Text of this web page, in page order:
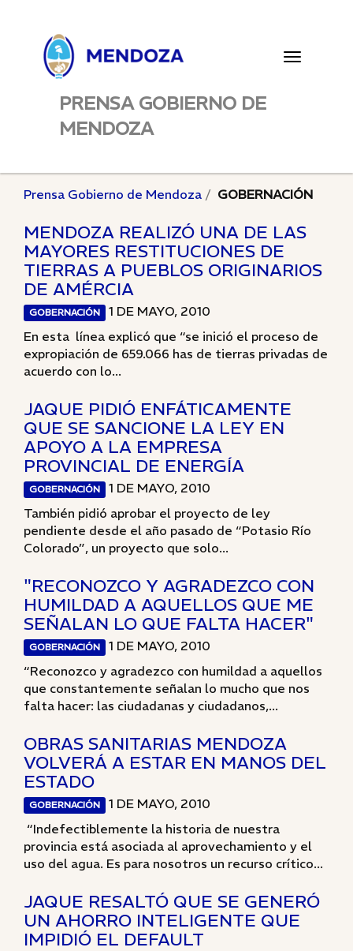
Toggle
PRENSA GOBIERNO DE
MENDOZA
Prensa Gobierno de Mendoza GOBERNACIÓN
MENDOZA REALIZÓ UNA DE LAS
MAYORES RESTITUCIONES DE
TIERRAS A PUEBLOS ORIGINARIOS
DE AMÉRCIA
GOBERNACIÓN
1 DE MAYO, 2010
En esta línea explicó que “se inició el proceso de
expropiación de 659.066 has de tierras privadas de
acuerdo con lo...
JAQUE PIDIÓ ENFÁTICAMENTE
QUE SE SANCIONE LA LEY EN
APOYO A LA EMPRESA
PROVINCIAL DE ENERGÍA
GOBERNACIÓN
1 DE MAYO, 2010
También pidió aprobar el proyecto de ley
pendiente desde el año pasado de “Potasio Río
Colorado”, un proyecto que solo...
"RECONOZCO Y AGRADEZCO CON
HUMILDAD A AQUELLOS QUE ME
SEÑALAN LO QUE FALTA HACER"
GOBERNACIÓN
1 DE MAYO, 2010
“Reconozco y agradezco con humildad a aquellos
que constantemente señalan lo mucho que nos
falta hacer: las ciudadanas y ciudadanos,...
OBRAS SANITARIAS MENDOZA
VOLVERÁ A ESTAR EN MANOS DEL
ESTADO
GOBERNACIÓN
1 DE MAYO, 2010
“Indefectiblemente la historia de nuestra
provincia está asociada al aprovechamiento y el
uso del agua. Es para nosotros un recurso crítico...
JAQUE RESALTÓ QUE SE GENERÓ
UN AHORRO INTELIGENTE QUE
IMPIDIÓ EL DEFAULT